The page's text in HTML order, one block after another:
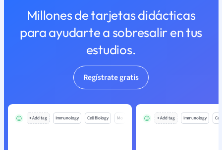
Millones de tarjetas didácticas
para ayudarte a sobresalir en tus
estudios.
Regístrate gratis
+ Add tag Immunology Cell Biology Mo + Add tag Immunology